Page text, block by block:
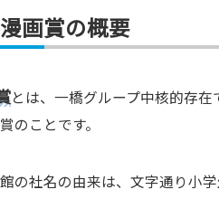
画賞の概要
とは、一橋グループ中核的存
のことです。
の社名の由来は、文字通り小